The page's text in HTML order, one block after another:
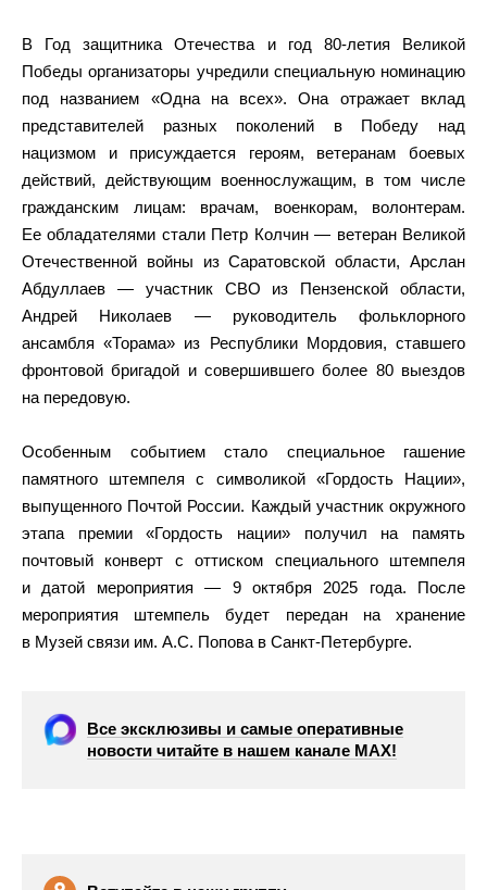
В Год защитника Отечества и год 80-летия Великой
Победы организаторы учредили специальную номинацию
под названием «Одна на всех». Она отражает вклад
представителей разных поколений в Победу над
нацизмом и присуждается героям, ветеранам боевых
действий, действующим военнослужащим, в том числе
гражданским лицам: врачам, военкорам, волонтерам.
Ее обладателями стали Петр Колчин — ветеран Великой
Отечественной войны из Саратовской области, Арслан
Абдуллаев — участник СВО из Пензенской области,
Андрей Николаев — руководитель фольклорного
ансамбля «Торама» из Республики Мордовия, ставшего
фронтовой бригадой и совершившего более 80 выездов
на передовую.
Особенным событием стало специальное гашение
памятного штемпеля с символикой «Гордость Нации»,
выпущенного Почтой России. Каждый участник окружного
этапа премии «Гордость нации» получил на память
почтовый конверт с оттиском специального штемпеля
и датой мероприятия — 9 октября 2025 года. После
мероприятия штемпель будет передан на хранение
в Музей связи им. А.С. Попова в Санкт-Петербурге.
Все эксклюзивы и самые оперативные
новости читайте в нашем канале МАХ!